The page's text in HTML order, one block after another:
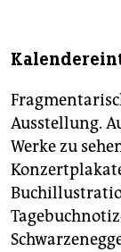
Ausstellung.
Werke zu